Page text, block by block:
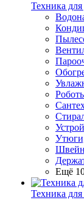
Техника
Ещё
Техника